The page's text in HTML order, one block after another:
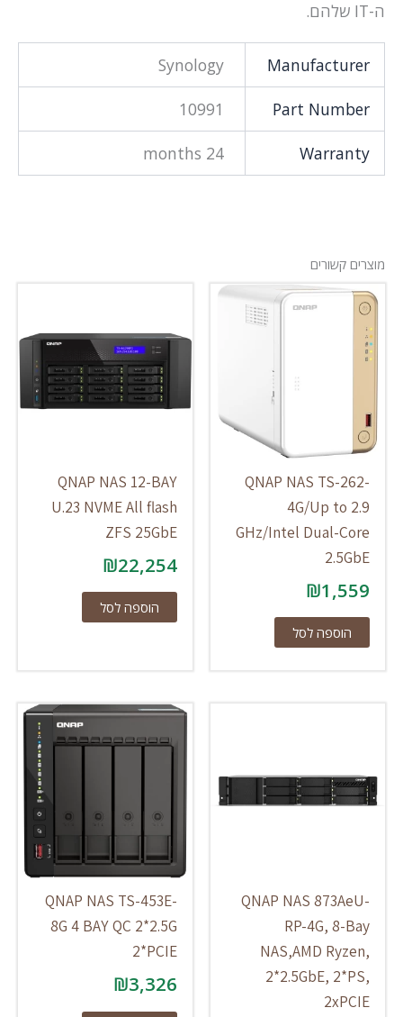
ה-IT שלהם.
Manufacturer
Synology
Part Number
10991
Warranty
24 months
מוצרים קשורים
QNAP NAS TS-262-
4G/Up to 2.9
GHz/Intel Dual-Core
2.5GbE
₪1,559
הוספה לסל
QNAP NAS 12-BAY
U.23 NVME All flash
ZFS 25GbE
₪22,254
הוספה לסל
QNAP NAS 873AeU-
RP-4G, 8-Bay
NAS,AMD Ryzen,
2*2.5GbE, 2*PS,
2xPCIE
QNAP NAS TS-453E-
8G 4 BAY QC 2*2.5G
2*PCIE
₪3,326